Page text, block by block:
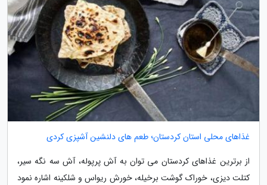
غذاهای محلی استان کردستان؛ طعم های دلنشین آشپزی کردی
از برترین غذاهای کردستان می توان به آش پرپوله، آش سه نگه سیر،
کتلت دیزی، خوراک گوشت برخیله، خورش ریواس و شلکینه اشاره نمود